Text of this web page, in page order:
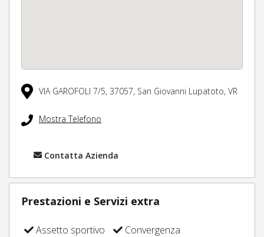
VIA GAROFOLI 7/5, 37057, San Giovanni Lupatoto, VR
Mostra Telefono
Contatta Azienda
Prestazioni e Servizi extra
Assetto sportivo
Convergenza